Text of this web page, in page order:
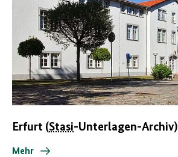
Erfurt (Stasi-Unterlagen-Archiv)
Mehr